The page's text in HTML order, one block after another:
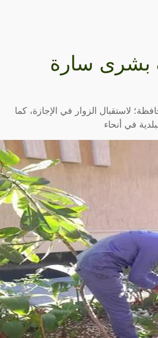
بشرى سارة
حديقة عامة في المحافظة؛ لاستقبال الزوار في الإجازة، كما
في أنحاء